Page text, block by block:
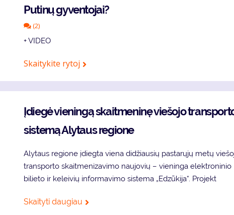
Putinų gyventojai?
(2)
+ VIDEO
Skaitykite rytoj
Įdiegė vieningą skaitmeninę viešojo
sistemą Alytaus regione
Alytaus regione įdiegta viena didžiausių pastarųjų metų
transporto skaitmenizavimo naujovių – vieninga elektroninio
bilieto ir keleivių informavimo sistema „Edzūkija“. Projekt
Skaityti daugiau